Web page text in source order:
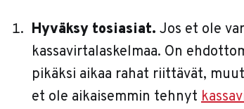
Hyväksy tosiasiat. Jos et ole
kassavirtalaskelmaa. On
pikäksi aikaa rahat riittävät,
et ole aikaisemmin tehnyt